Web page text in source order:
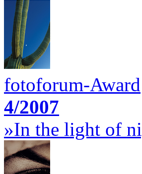
fotoforum-Award
4/2007
»In the light of